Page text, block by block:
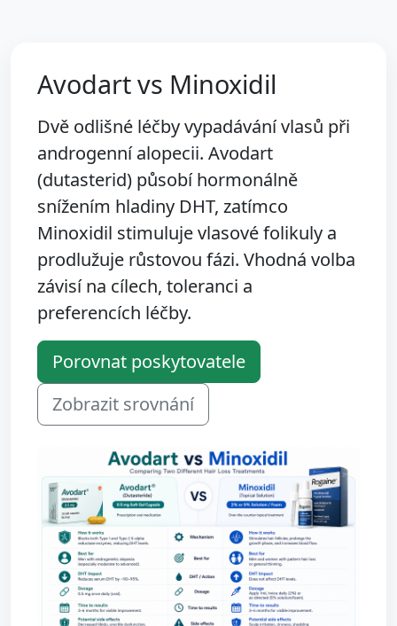
Avodart vs Minoxidil
Dvě odlišné léčby vypadávání vlasů při
androgenní alopecii. Avodart
(dutasterid) působí hormonálně
snížením hladiny DHT, zatímco
Minoxidil stimuluje vlasové folikuly a
prodlužuje růstovou fázi. Vhodná volba
závisí na cílech, toleranci a
preferencích léčby.
Porovnat poskytovatele
Zobrazit srovnání